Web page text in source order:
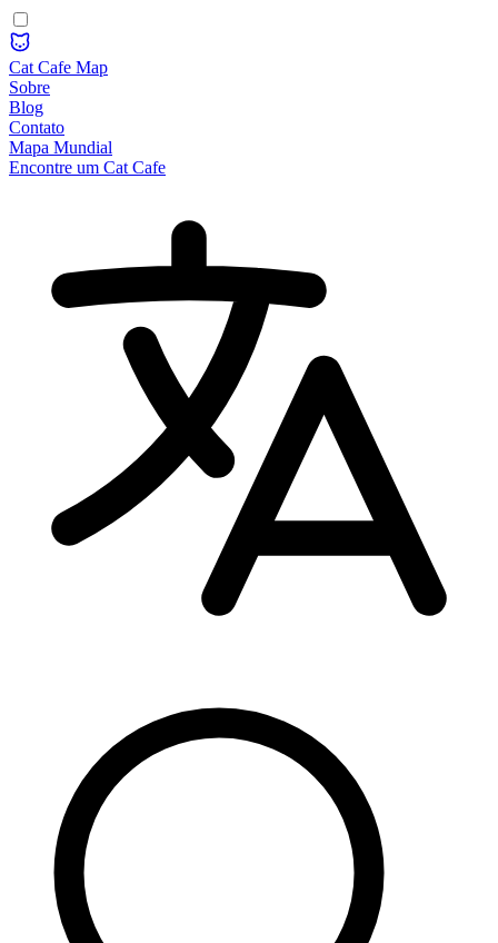
Cat Cafe Map
Sobre
Blog
Contato
Mapa Mundial
Encontre um Cat Cafe